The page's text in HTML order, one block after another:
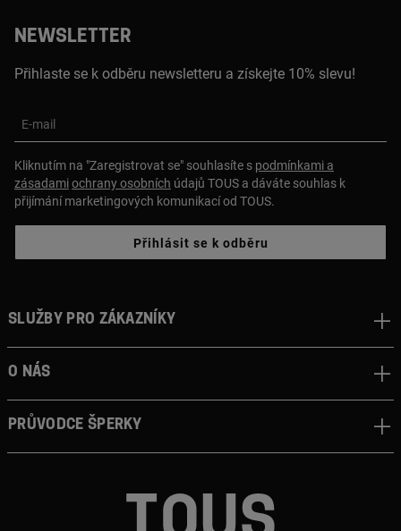
NEWSLETTER
Přihlaste se k odběru newsletteru a získejte 10% slevu!
E-mail
Kliknutím na "Zaregistrovat se" souhlasíte s podmínkami a
zásadamiochrany osobních údajů TOUS a dáváte souhlas k
přijímání marketingových komunikací od TOUS.
Přihlásit se k odběru
Služby pro zákazníky
O nás
Průvodce šperky